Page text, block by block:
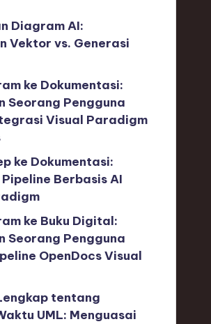
Diagram AI:
Vektor vs. Generasi
ke Dokumentasi:
Seorang Pengguna
Visual Paradigm
ke Dokumentasi:
Berbasis AI
ke Buku Digital:
Seorang Pengguna
OpenDocs Visual
tentang
UML: Menguasai